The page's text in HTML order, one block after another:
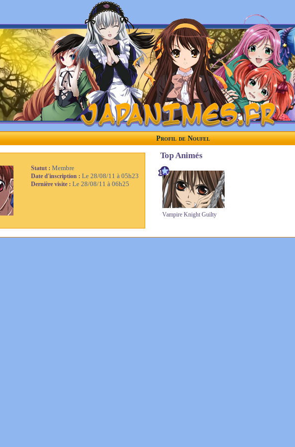
Profil de Noufel
Statut : Membre
Date d'inscription : Le 28/08/11 à 05h23
Dernière visite : Le 28/08/11 à 06h25
Top Animés
Vampire Knight Guilty